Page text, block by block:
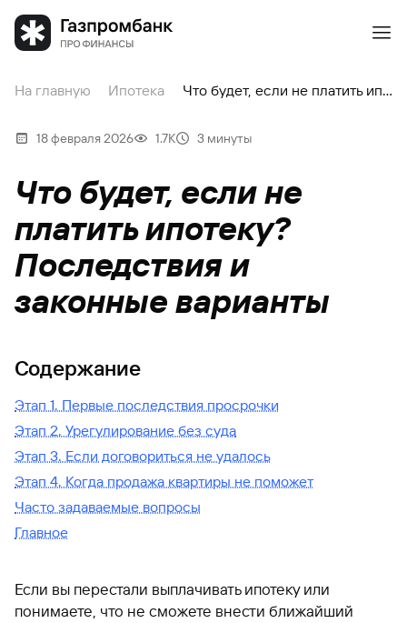
На главную Ипотека Что будет, если не платить ипотеку? Последствия и законные варианты
18 февраля 2026 1.7К 3 минуты
Что будет, если не
платить ипотеку?
Последствия и
законные варианты
Содержание
Этап 1. Первые последствия просрочки
Этап 2. Урегулирование без суда
Этап 3. Если договориться не удалось
Этап 4. Когда продажа квартиры не поможет
Часто задаваемые вопросы
Главное
Если вы перестали выплачивать ипотеку или
понимаете, что не сможете внести ближайший